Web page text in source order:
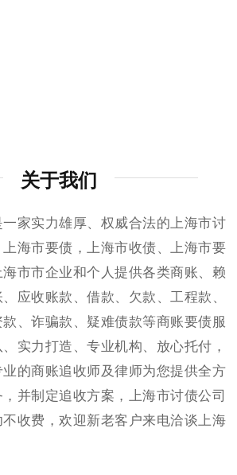
关于我们
家实力雄厚、权威合法的上海市讨
海市要债，上海市收债、上海市要
市市企业和个人提供各类商账、赖
应收账款、借款、欠款、工程款、
、诈骗款、疑难债款等商账要债服
实力打造、专业机构、放心托付，
的商账追收师及律师为您提供全方
并制定追收方案，上海市讨债公司
收费，欢迎新老客户来电洽谈上海